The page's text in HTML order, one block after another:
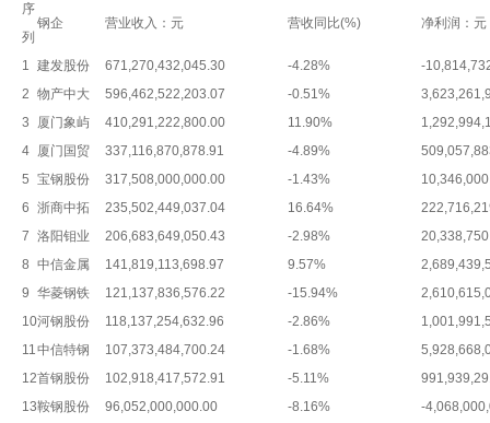
序
列
钢企 营业收入：元 营收同比(%) 净利润：元
1 建发股份 671,270,432,045.30 -4.28%
-
2 物产中大 596,462,522,203.07 -0.51%
3
厦门象屿 410,291,222,800.00 11.90%
4 厦门国贸 337,116,870,878.91 -4.89%
5 宝钢股份 317,508,000,000.00 -1.43%
6 浙商中拓 235,502,449,037.04 16.64%
7 洛阳钼业 206,683,649,050.43 -2.98%
8 中信金属 141,819,113,698.97 9.57%
9 华菱钢铁 121,137,836,576.22 -15.94%
10河钢股份 118,137,254,632.96 -2.86%
11中信特钢 107,373,484,700.24 -1.68%
12首钢股份 102,918,417,572.91 -5.11%
13鞍钢股份 96,052,000,000.00 -8.16%
-